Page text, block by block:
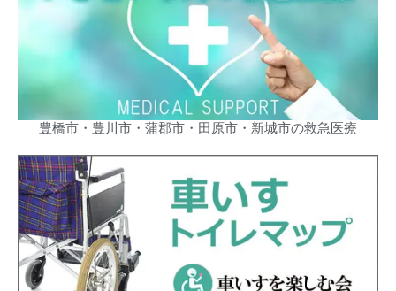
豊橋市・豊川市・蒲郡市・田原市・新城市の救急医療